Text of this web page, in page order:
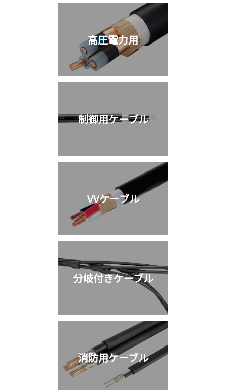
高圧電力用
制御用ケーブル
VVケーブル
分岐付きケーブル
消防用ケーブル